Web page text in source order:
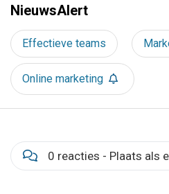
NieuwsAlert
Effectieve teams
Online marketing
0 reacties - Plaats als